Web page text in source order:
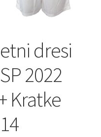
dresi
2022
Kratke